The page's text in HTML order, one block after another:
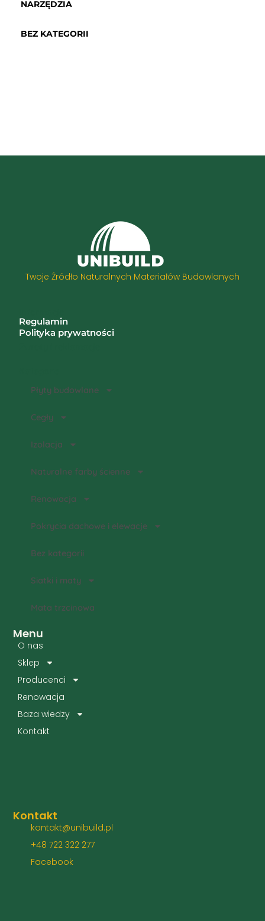
NARZĘDZIA
BEZ KATEGORII
Twoje Źródło Naturalnych Materiałów Budowlanych
Menu
O nas
Sklep
Producenci
Renowacja
Baza wiedzy
Kontakt
Płyty budowlane
Cegły
Izolacja
Naturalne farby ścienne
Renowacja
Pokrycia dachowe i elewacje
Bez kategorii
Siatki i maty
Mata trzcinowa
Kontakt
kontakt@unibuild.pl
+48 722 322 277
Facebook
Regulamin
Polityka prywatności